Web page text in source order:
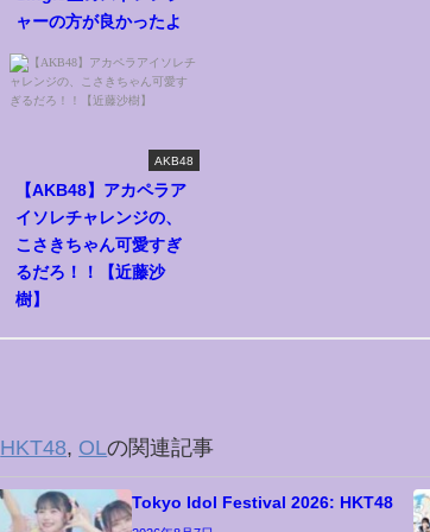
ャーの方が良かったよ
AKB48
【AKB48】アカペラア
イソレチャレンジの、
こさきちゃん可愛すぎ
るだろ！！【近藤沙
樹】
HKT48, OLの関連記事
Tokyo Idol Festival 2026: HKT48